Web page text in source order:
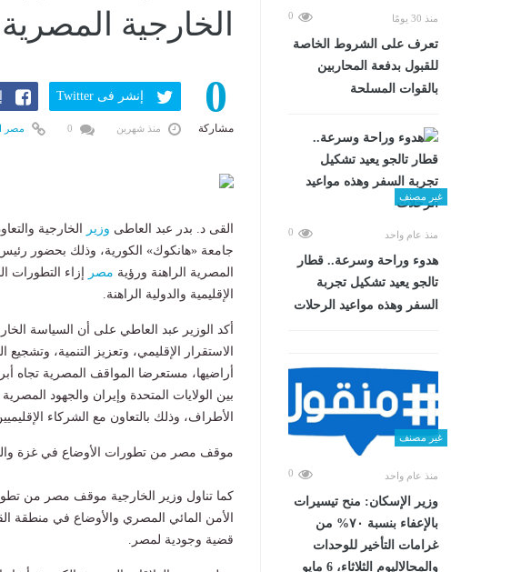
منذ 30 يومًا 0
تعرف على الشروط الخاصة
للقبول بدفعة المحاربين
بالقوات المسلحة
غير مصنف
منذ عام واحد 0
هدوء وراحة وسرعة.. قطار
تالجو يعيد تشكيل تجربة
السفر وهذه مواعيد الرحلات
غير مصنف
منذ عام واحد 0
وزير الإسكان: منح تيسيرات
بالإعفاء بنسبة ٧٠% من
غرامات التأخير للوحدات
والمحالاليوم الثلاثاء، 6 مايو
الخارجية المصرية
0
مشاركة
إنشر فى Twitter
منذ شهرين مصر
القى د. بدر عبد العاطى وزير
الخارجية
جامعة «هانكوك» الكورية، وذلك بحضور
المصرية الراهنة ورؤية مصر
إزاء التطورات
الإقليمية والدولية الراهنة.
أكد الوزير عبد العاطي على أن السياسة
الاستقرار الإقليمي، وتعزيز التنمية،
أراضيها، مستعرضا المواقف المصرية تجاه
بين الولايات المتحدة وإيران والجهود
الأطراف، وذلك بالتعاون مع الشركاء
موقف مصر من تطورات الأوضاع في غزة
كما تناول وزير الخارجية موقف مصر من
الأمن المائي المصري والأوضاع في منطقة
قضية وجودية لمصر.